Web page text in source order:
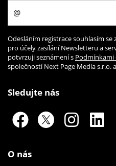
Odesláním registrace souhlasím
pro účely zasílání Newsletteru a
potvrzuji seznámení s Podmínkami
společností Next Page Media s.r.o.
Sledujte nás
O nás